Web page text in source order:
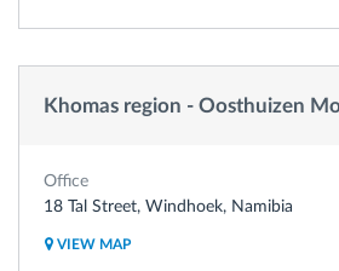
Khomas region - Oosthuizen
Office
18 Tal Street, Windhoek, Namibia
VIEW MAP